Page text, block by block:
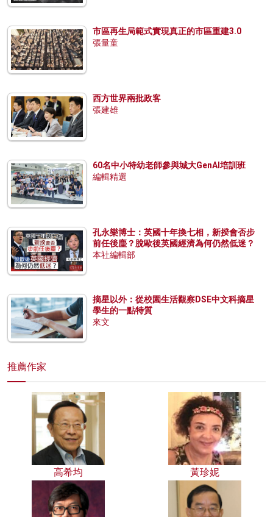
市區再生局範式實現真正的市區重建3.0
張量童
西方世界兩批政客
張建雄
60名中小特幼老師參與城大GenAI培訓班
編輯精選
孔永樂博士：英國十年換七相，新揆會否步
前任後塵？脫歐後英國經濟為何仍然低迷？
本社編輯部
摘星以外：從校園生活觀察DSE中文科摘星
學生的一點特質
來文
推薦作家
高希均 黃珍妮